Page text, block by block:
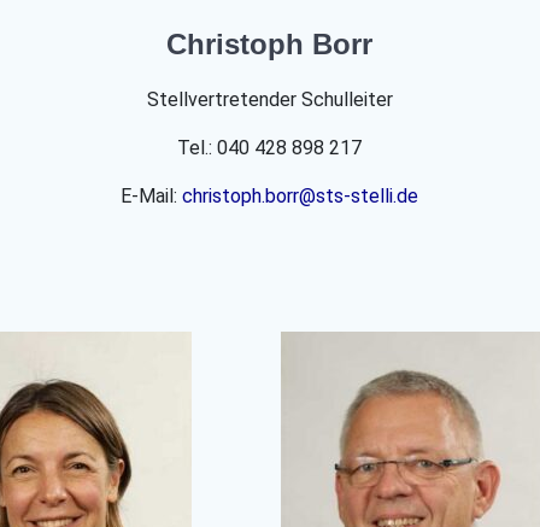
Christoph Borr
Stellvertretender Schulleiter
Tel.: 040 428 898 217
E-Mail:christoph.borr@sts-stelli.de